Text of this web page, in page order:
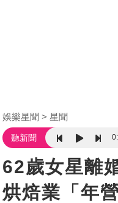
娛樂星聞 星聞
聽新聞
62歲女星離
烘焙業「年